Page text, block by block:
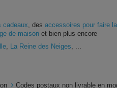
cadeaux , desaccessoires pour faire
de maison et bien plus encore
La Reine des Neiges
Codes postaux non livrable en